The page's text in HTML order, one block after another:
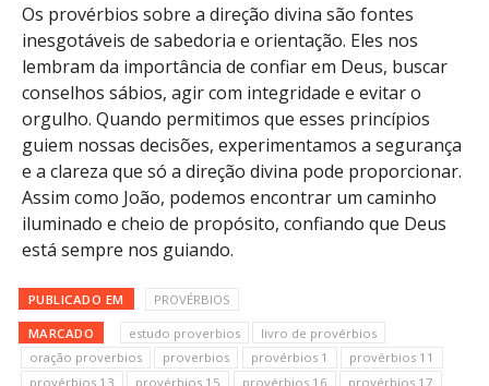
Os provérbios sobre a direção divina são fontes
inesgotáveis de sabedoria e orientação. Eles nos
lembram da importância de confiar em Deus, buscar
conselhos sábios, agir com integridade e evitar o
orgulho. Quando permitimos que esses princípios
guiem nossas decisões, experimentamos a segurança
e a clareza que só a direção divina pode proporcionar.
Assim como João, podemos encontrar um caminho
iluminado e cheio de propósito, confiando que Deus
está sempre nos guiando.
PUBLICADO EM PROVÉRBIOS
MARCADO estudo proverbios
livro de provérbios
oração proverbios
proverbios provérbios 1
provérbios 11
provérbios 13
provérbios 15 provérbios 16 provérbios 17